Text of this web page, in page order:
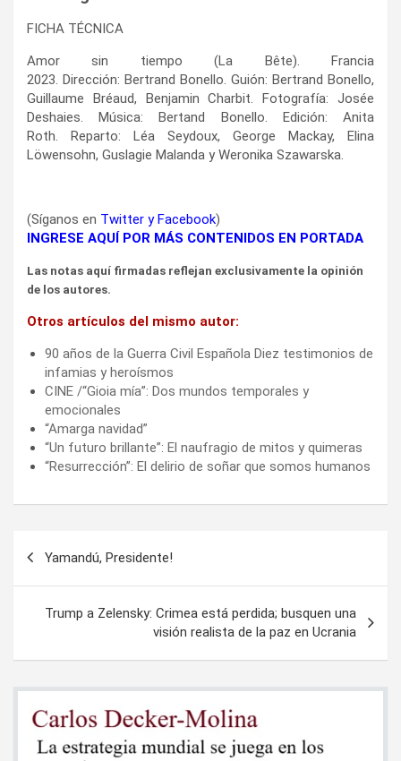
FICHA TÉCNICA
Amor sin tiempo (La Bête). Francia
2023. Dirección: Bertrand Bonello. Guión: Bertrand Bonello,
Guillaume Bréaud, Benjamin Charbit. Fotografía: Josée
Deshaies. Música: Bertand Bonello. Edición: Anita
Roth. Reparto: Léa Seydoux, George Mackay, Elina
Löwensohn, Guslagie Malanda y Weronika Szawarska.
(Síganos en Twitter yFacebook)
INGRESE AQUÍ POR MÁS CONTENIDOS EN PORTADA
Las notas aquí firmadas reflejan exclusivamente la opinión
de los autores.
Otros artículos del mismo autor:
90 años de la Guerra Civil Española Diez testimonios de
infamias y heroísmos
CINE /“Gioia mía”: Dos mundos temporales y
emocionales
“Amarga navidad”
“Un futuro brillante”: El naufragio de mitos y quimeras
“Resurrección”: El delirio de soñar que somos humanos
entradas
Yamandú, Presidente!
Trump a Zelensky: Crimea está perdida; busquen una
visión realista de la paz en Ucrania